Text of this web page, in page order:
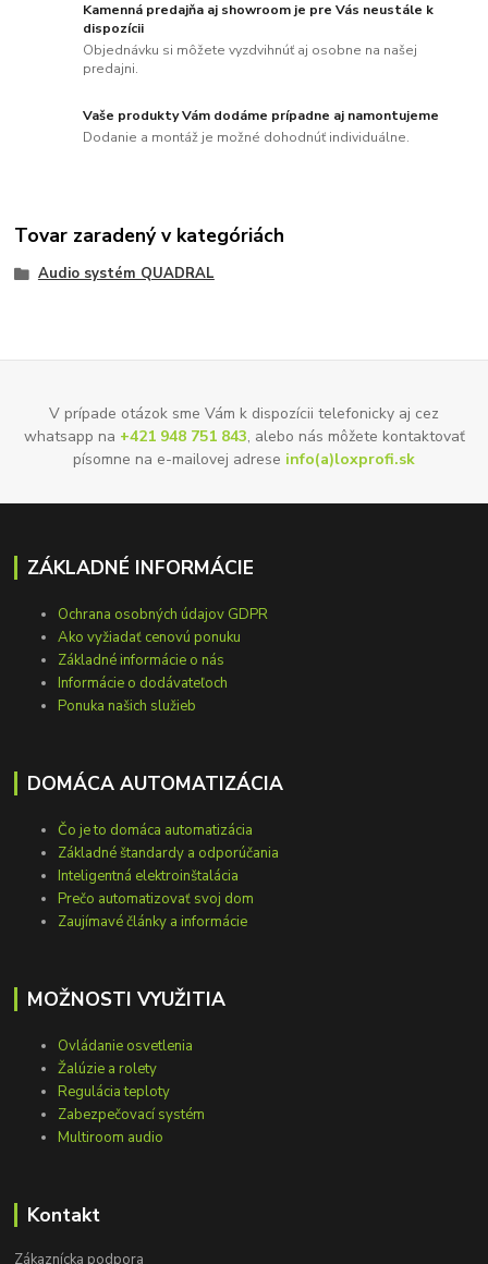
Kamenná predajňa aj showroom je pre Vás neustále k
dispozícii
Objednávku si môžete vyzdvihnúť aj osobne na našej
predajni.
Vaše produkty Vám dodáme prípadne aj namontujeme
Dodanie a montáž je možné dohodnúť individuálne.
Tovar zaradený v kategóriách
Audio systém QUADRAL
V prípade otázok sme Vám k dispozícii telefonicky aj cez
whatsapp na +421 948 751 843, alebo nás môžete kontaktovať
písomne na e-mailovej adrese info(a)loxprofi.sk
ZÁKLADNÉ INFORMÁCIE
Ochrana osobných údajov GDPR
Ako vyžiadať cenovú ponuku
Základné informácie o nás
Informácie o dodávateľoch
Ponuka našich služieb
DOMÁCA AUTOMATIZÁCIA
Čo je to domáca automatizácia
Základné štandardy a odporúčania
Inteligentná elektroinštalácia
Prečo automatizovať svoj dom
Zaujímavé články a informácie
MOŽNOSTI VYUŽITIA
Ovládanie osvetlenia
Žalúzie a rolety
Regulácia teploty
Zabezpečovací systém
Multiroom audio
Kontakt
Zákaznícka podpora